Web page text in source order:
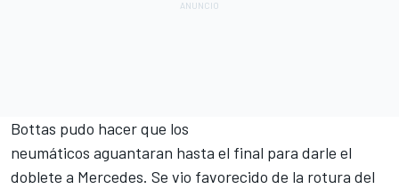
Bottas pudo hacer que los
neumáticos aguantaran hasta el final para darle el
doblete a Mercedes. Se vio favorecido de la rotura del